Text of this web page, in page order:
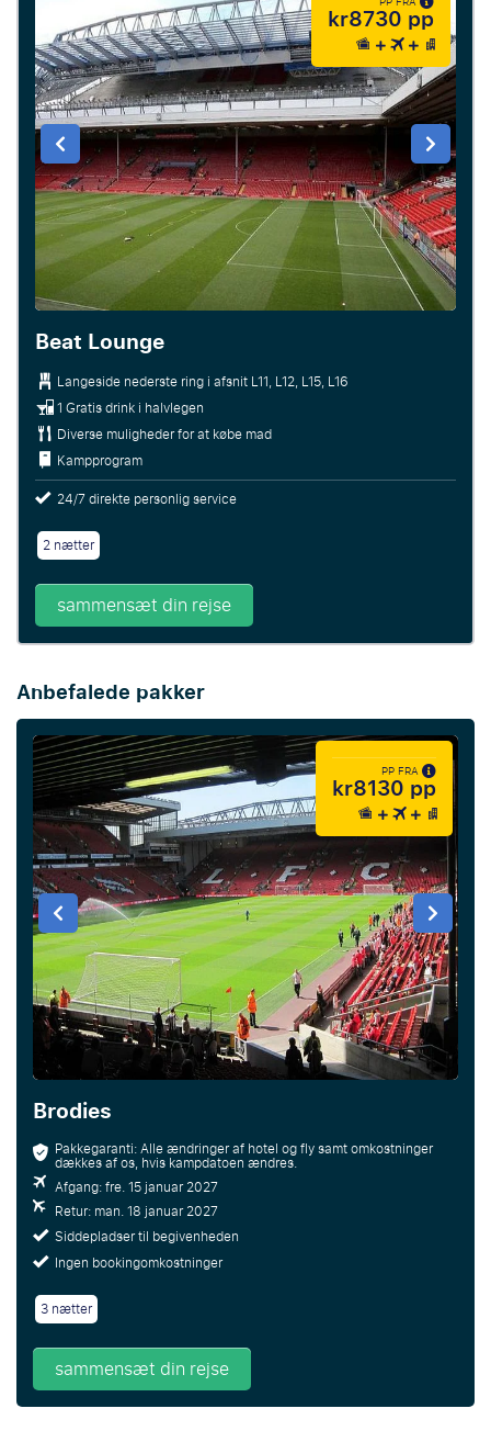
kr8730 pp
Beat Lounge
Langeside nederste ring i afsnit L11, L12, L15, L16
1 Gratis drink i halvlegen
Diverse muligheder for at købe mad
Kampprogram
24/7 direkte personlig service
2 nætter
sammensæt din rejse
Anbefalede pakker
PP FRA
kr8130 pp
Brodies
Pakkegaranti: Alle ændringer af hotel og fly samt omkostninger
dækkes af os, hvis kampdatoen ændres.
Afgang: fre. 15 januar 2027
Retur: man. 18 januar 2027
Siddepladser til begivenheden
Ingen bookingomkostninger
3 nætter
sammensæt din rejse